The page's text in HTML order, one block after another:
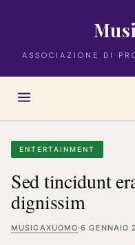
ASSOCIAZIONE DI
ENTERTAINMENT
Sed tincidunt
dignissim
MUSICAXUOMO·6 GENNAIO